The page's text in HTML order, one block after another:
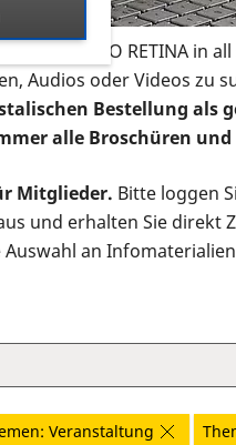
der PRO RETINA in
Audios oder Videos zu
Bestellung als
alle Broschüren
Mitglieder. Bitte loggen
und erhalten Sie direkt
an
Veranstaltung